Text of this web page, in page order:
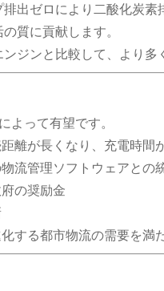
出ゼロにより二酸化炭素
質に貢献します。
ジンと比較して、より多
よって有望です。
離が長くなり、充電時間
流管理ソフトウェアとの
の奨励金
する都市物流の需要を満